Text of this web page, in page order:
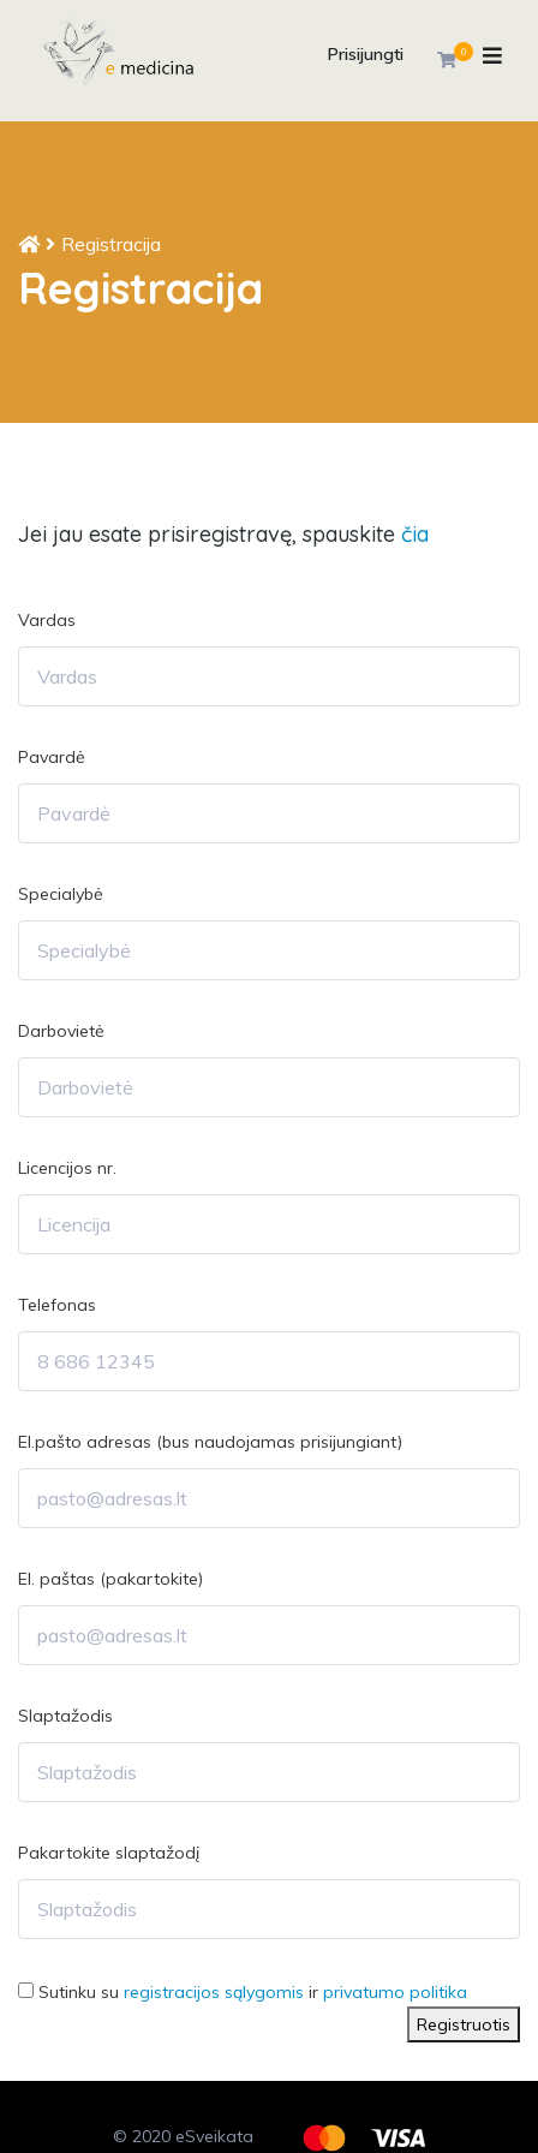
0
Prisijungti
Registracija
Registracija
Jei jau esate prisiregistravę, spauskite čia
Vardas
Pavardė
Specialybė
Darbovietė
Licencijos nr.
Telefonas
El.pašto adresas (bus naudojamas prisijungiant)
El. paštas (pakartokite)
Slaptažodis
Pakartokite slaptažodį
Sutinku su registracijos sąlygomis ir privatumo politika
Registruotis
© 2020 eSveikata